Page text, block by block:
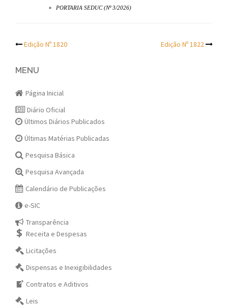
PORTARIA SEDUC (Nº 3/2026)
Post
navigation
Edição Nº 1820 Edição Nº 1822
MENU
Página Inicial
Diário Oficial
Últimos Diários Publicados
Últimas Matérias Publicadas
Pesquisa Básica
Pesquisa Avançada
Calendário de Publicações
e-SIC
Transparência
Receita e Despesas
Licitações
Dispensas e Inexigibilidades
Contratos e Aditivos
Leis